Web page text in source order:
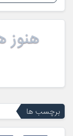
هنوز
برچسب ها